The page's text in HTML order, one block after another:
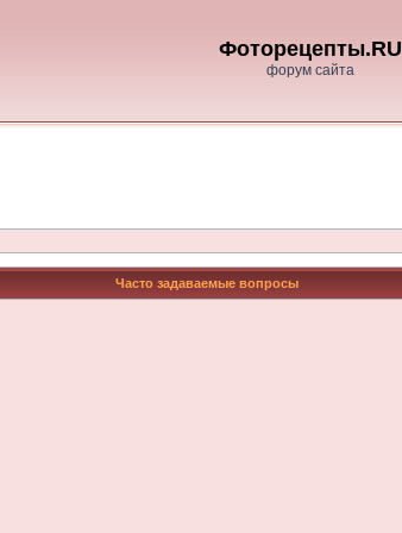
Фоторецепты.RU
форум сайта
Часто задаваемые вопросы